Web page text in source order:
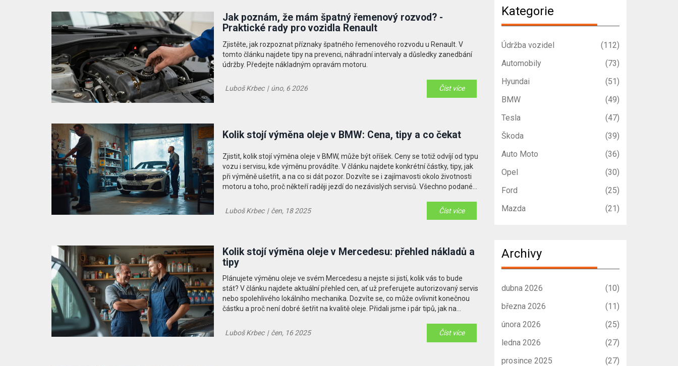
Jak poznám, že mám špatný řemenový rozvod? -
Praktické rady pro vozidla Renault
Zjistěte, jak rozpoznat příznaky špatného řemenového rozvodu u Renault. V
tomto článku najdete tipy na prevenci, náhradní intervaly a důsledky zanedbání
údržby. Předejte nákladným opravám motoru.
Luboš Krbec | úno, 6 2026 Číst více
Kolik stojí výměna oleje v BMW: Cena, tipy a co čekat
Zjistit, kolik stojí výměna oleje v BMW, může být oříšek. Ceny se totiž odvíjí od typu
vozu i servisu, kde výměnu provádíte. V článku najdete konkrétní částky, tipy, jak
při výměně ušetřit, a na co si dát pozor. Dozvíte se i zajímavosti okolo životnosti
motoru a toho, proč někteří raději jezdí do nezávislých servisů. Všechno podané
Luboš Krbec | čen, 18 2025 Číst více
Kolik stojí výměna oleje v Mercedesu: přehled nákladů a
tipy
Plánujete výměnu oleje ve svém Mercedesu a nejste si jistí, kolik vás to bude
stát? V článku najdete aktuální přehled cen, ať už preferujete autorizovaný servis
nebo spolehlivého lokálního mechanika. Dozvíte se, co může ovlivnit konečnou
částku a proč není dobré šetřit na kvalitě oleje. Přidali jsme i pár tipů, jak na
na co si dát pozor při výběru servisu.
Luboš Krbec | čen, 16 2025 Číst více
Kategorie
Údržba vozidel
(112)
Automobily
(73)
Hyundai
(51)
BMW
(49)
Tesla
(47)
Škoda
(39)
Auto Moto
(36)
Opel
(30)
Ford
(25)
Mazda
(21)
Archivy
dubna 2026
(10)
března 2026
(11)
února 2026
(25)
ledna 2026
(27)
prosince 2025
(27)